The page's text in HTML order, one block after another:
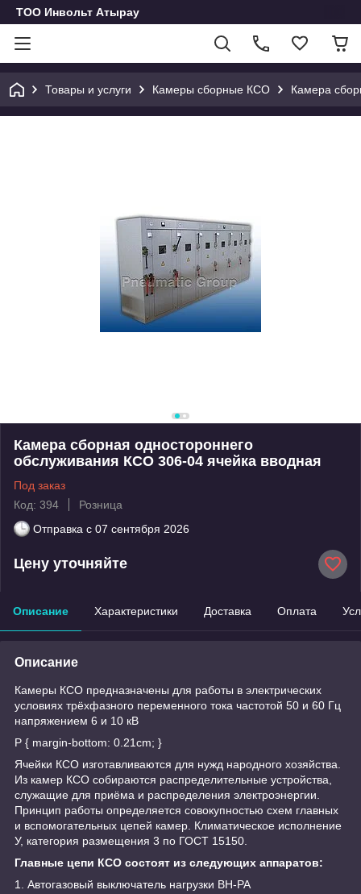
ТОО Инвольт Атырау
Товары и услуги Камеры сборные КСО Камера
Камера сборная одностороннего
обслуживания КСО 306-04 ячейка вводная
Под заказ
Код: 394
Розница
Отправка с 07 сентября 2026
Цену уточняйте
Описание Характеристики Доставка Оплата
Описание
Камеры КСО предназначены для работы в электрических
условиях трёхфазного переменного тока частотой 50 и 60 Гц
напряжением 6 и 10 кВ
P { margin-bottom: 0.21cm; }
Ячейки КСО изготавливаются для нужд народного хозяйства.
Из камер КСО собираются распределительные устройства,
служащие для приёма и распределения электроэнергии.
Принцип работы определяется совокупностью схем главных
и вспомогательных цепей камер. Климатическое исполнение
У, категория размещения 3 по ГОСТ 15150.
Главные цепи КСО состоят из следующих аппаратов:
1. Автогазовый выключатель нагрузки ВН-РА